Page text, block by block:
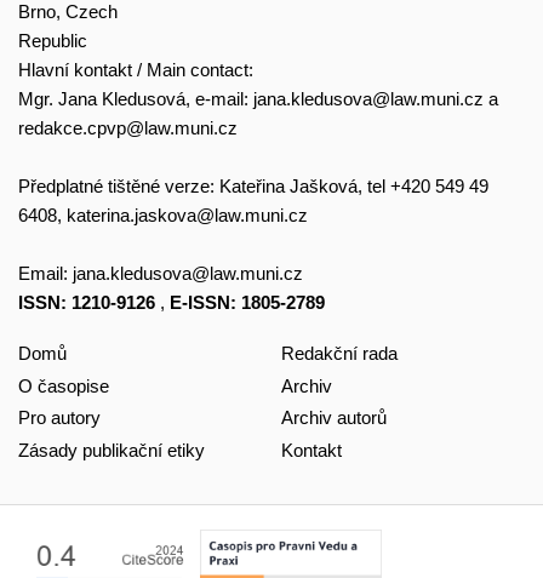
Brno, Czech
Republic
Hlavní kontakt / Main contact:
Mgr. Jana Kledusová, e-mail: jana.kledusova@law.muni.cz a
redakce.cpvp@law.muni.cz
Předplatné tištěné verze: Kateřina Jašková, tel +420 549 49
6408, katerina.jaskova@law.muni.cz
Email: jana.kledusova@law.muni.cz
ISSN: 1210-9126 , E-ISSN: 1805-2789
Domů
O časopise
Pro autory
Zásady publikační etiky
Redakční rada
Archiv
Archiv autorů
Kontakt